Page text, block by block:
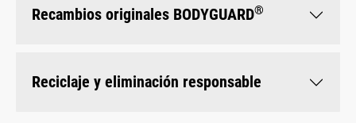
Recambios originales BODYGUARD®
Reciclaje y eliminación responsable